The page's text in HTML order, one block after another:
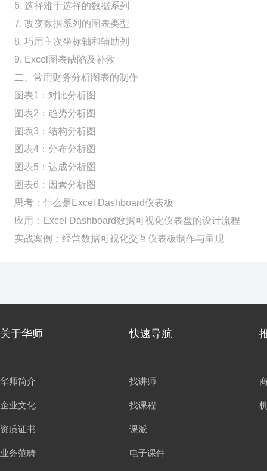
6. 选择难于选择的数据系列
7. 改变数据系列的图表类型
8. 巧用主次坐标轴和辅助列
9. Excel图表缺陷及补救
二、常用财务分析图表的制作
图表1：对比分析图
图表2：趋势分析图
图表3：结构分析图
图表4：分布分析图
图表5：达成分析图
图表6：因素分析图
思考：什么是Excel Dashboard仪表板
应用：Excel Dashboard数据可视化仪表盘的设计流程
关于华师 快速导航
华师简介
企业文化
资质证书
业务范畴
找讲师
找课程
课派
电子课件